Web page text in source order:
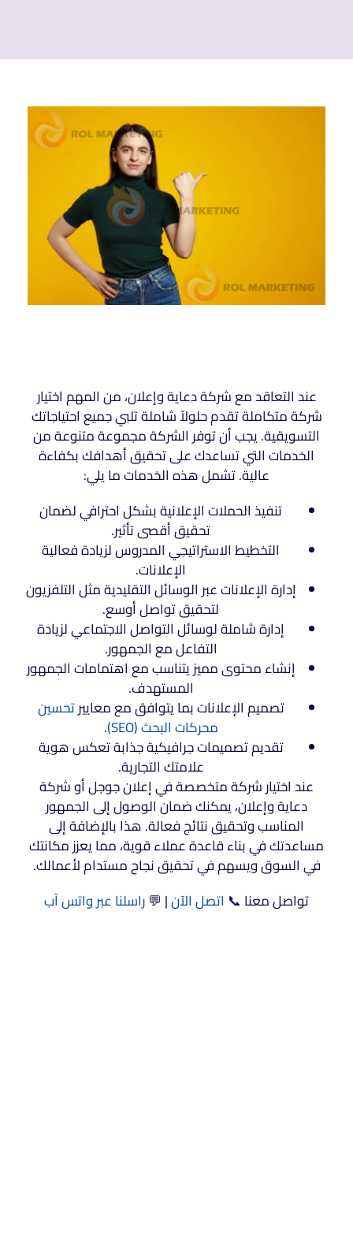
عند التعاقد مع شركة دعاية وإعلان، من المهم اختيار
شركة متكاملة تقدم حلولاً شاملة تلبي جميع احتياجاتك
التسويقية. يجب أن توفر الشركة مجموعة متنوعة من
الخدمات التي تساعدك على تحقيق أهدافك بكفاءة
عالية. تشمل هذه الخدمات ما يلي:
تنفيذ الحملات الإعلانية بشكل احترافي لضمان
تحقيق أقصى تأثير.
التخطيط الاستراتيجي المدروس لزيادة فعالية
الإعلانات.
إدارة الإعلانات عبر الوسائل التقليدية مثل التلفزيون
لتحقيق تواصل أوسع.
إدارة شاملة لوسائل التواصل الاجتماعي لزيادة
التفاعل مع الجمهور.
إنشاء محتوى مميز يتناسب مع اهتمامات الجمهور
المستهدف.
تصميم الإعلانات بما يتوافق مع معاييرتحسين
محركات البحث (SEO) .
تقديم تصميمات جرافيكية جذابة تعكس هوية
علامتك التجارية.
عند اختيار شركة متخصصة في إعلان جوجل أو شركة
دعاية وإعلان، يمكنك ضمان الوصول إلى الجمهور
المناسب وتحقيق نتائج فعالة. هذا بالإضافة إلى
مساعدتك في بناء قاعدة عملاء قوية، مما يعزز مكانتك
في السوق ويسهم في تحقيق نجاح مستدام لأعمالك.
تواصل معنا 📞 اتصل الآن| 💬راسلنا عبر واتس آب